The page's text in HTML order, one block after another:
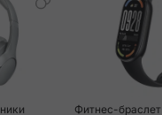
Фитнес-